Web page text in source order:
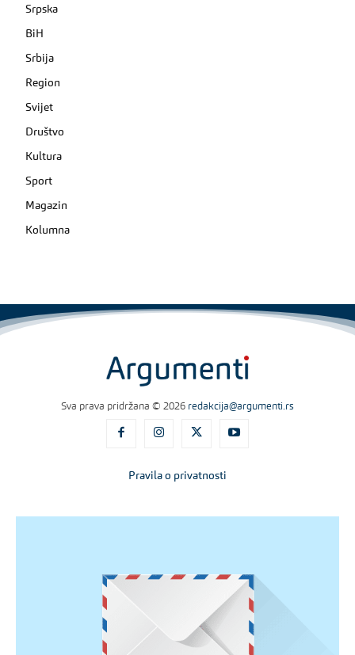
Srpska
BiH
Srbija
Region
Svijet
Društvo
Kultura
Sport
Magazin
Kolumna
Sva prava pridržana © 2026 redakcija@argumenti.rs
Pravila o privatnosti